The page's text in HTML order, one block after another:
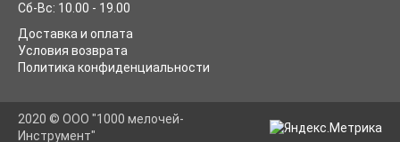
Сб-Вс: 10.00 - 19.00
Доставка и оплата
Условия возврата
Политика конфиденциальности
2020 © ООО "1000 мелочей-
Инструмент"